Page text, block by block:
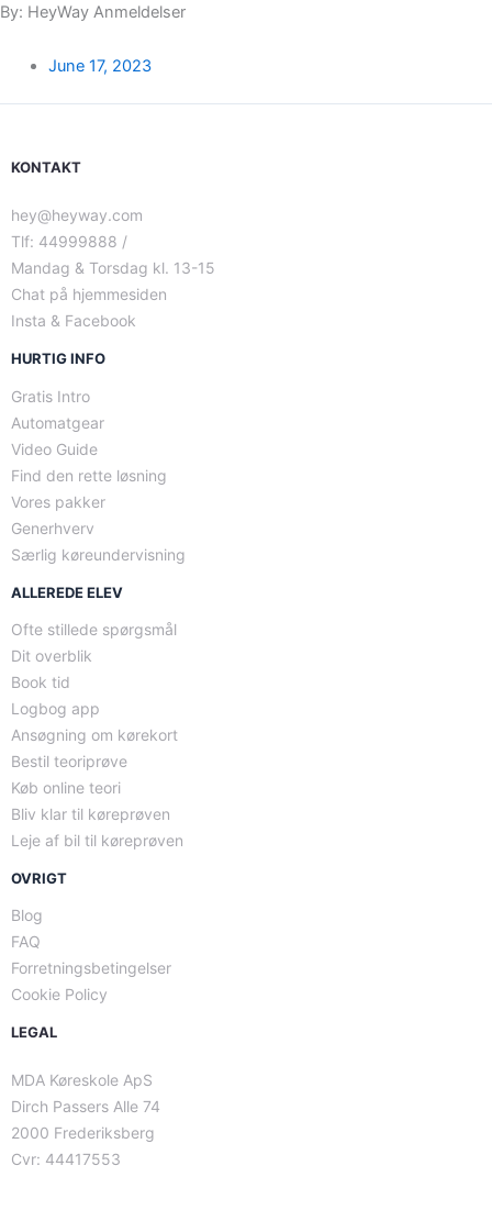
By: HeyWay Anmeldelser
June 17, 2023
KONTAKT
hey@heyway.com
Tlf: 44999888 /
Mandag & Torsdag kl. 13-15
Chat på hjemmesiden
Insta & Facebook
HURTIG INFO
Gratis Intro
Automatgear
Video Guide
Find den rette løsning
Vores pakker
Generhverv
Særlig køreundervisning
ALLEREDE ELEV
Ofte stillede spørgsmål
Dit overblik
Book tid
Logbog app
Ansøgning om kørekort
Bestil teoriprøve
Køb online teori
Bliv klar til køreprøven
Leje af bil til køreprøven
OVRIGT
Blog
FAQ
Forretningsbetingelser
Cookie Policy
LEGAL
MDA Køreskole ApS
Dirch Passers Alle 74
2000 Frederiksberg
Cvr: 44417553